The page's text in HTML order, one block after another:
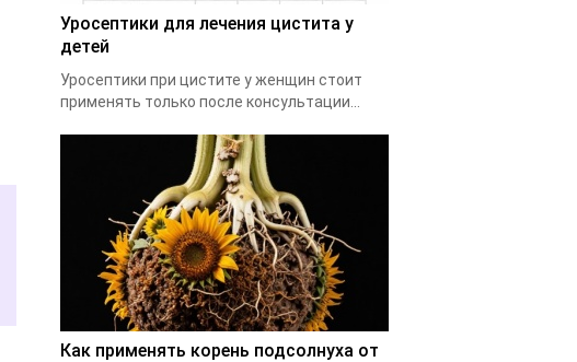
Уросептики для лечения цистита у
детей
Уросептики при цистите у женщин стоит
применять только после консультации...
Как применять корень подсолнуха от